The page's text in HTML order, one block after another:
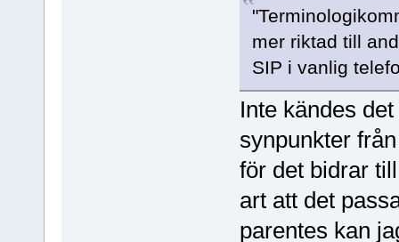
mer riktad till
SIP i vanlig
Inte kändes
synpunkter
för det bidrar
art att det
parentes kan